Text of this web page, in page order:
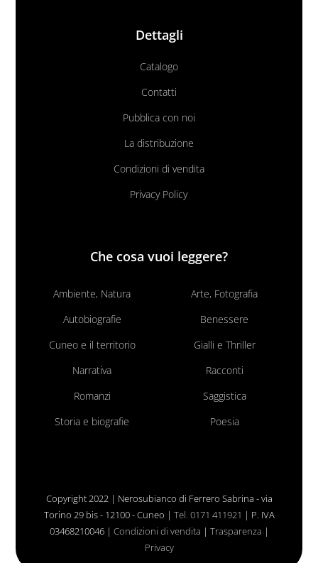
Dettagli
Catalogo
Contatti
Pubblica con noi
La distribuzione
Condizioni di vendita
Privacy Policy
Che cosa vuoi leggere?
Ambiente, Natura
Arte, Fotografia
Autobiografie
Benessere
Cuneo e il territorio
Gialli e Thriller
Narrativa
Racconti
Romanzi
Saggistica
Storia e biografie
Poesia
Copyright 2022 | Nerosubianco di Ferrero Sabrina - via
Torino 29 bis - 12100 - Cuneo | Tel. 0171 411921 | P. IVA
03468210046 | Condizioni di vendita | Trasparenza |
Privacy